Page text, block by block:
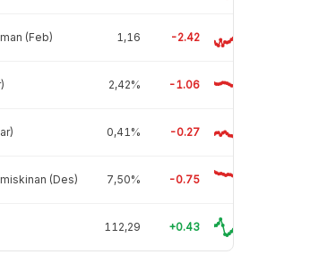
(Feb) 1,16 -2.42
2,42% -1.06
0,41% -0.27
(Des) 7,50% -0.75
112,29 +0.43